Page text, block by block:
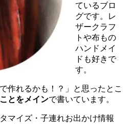
ているブロ
グです。レ
ザークラフ
トや布もの
ハンドメイ
ドも好きで
す。
作れるかも！？」と思ったとこ
とをメインで書いています。
マイズ・子連れお出かけ情報